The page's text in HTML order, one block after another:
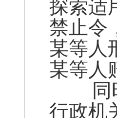
探索适
禁止令
某等人
某等人
同时
行政机